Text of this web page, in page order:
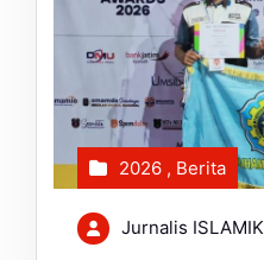
2026 , Berita
Jurnalis ISLAMIK